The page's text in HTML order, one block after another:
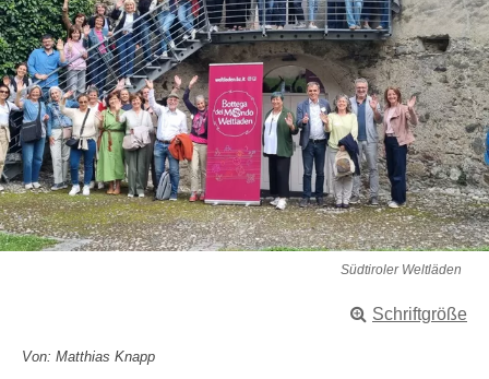
Südtiroler Weltläden
Schriftgröße
Von: Matthias Knapp